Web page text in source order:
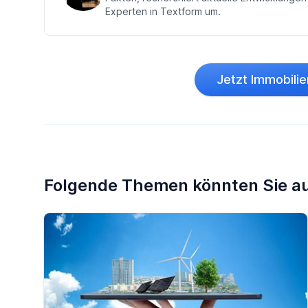
häufiger eingesetzt wird. Was könnten die
Experten in Textform um.
Jetzt
Folgende Themen könnten Sie